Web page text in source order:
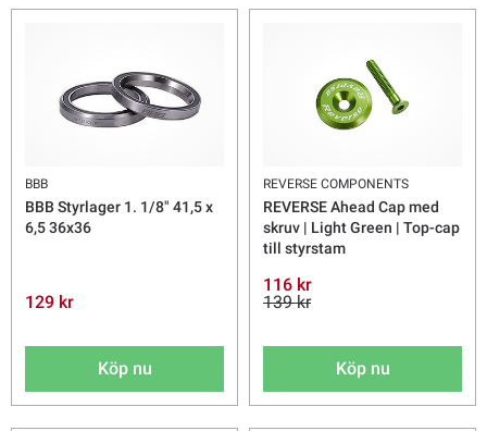
BBB
BBB Styrlager 1. 1/8" 41,5 x
6,5 36x36
129 kr
Köp nu
REVERSE COMPONENTS
REVERSE Ahead Cap med
skruv | Light Green | Top-cap
till styrstam
116 kr
139 kr
Köp nu